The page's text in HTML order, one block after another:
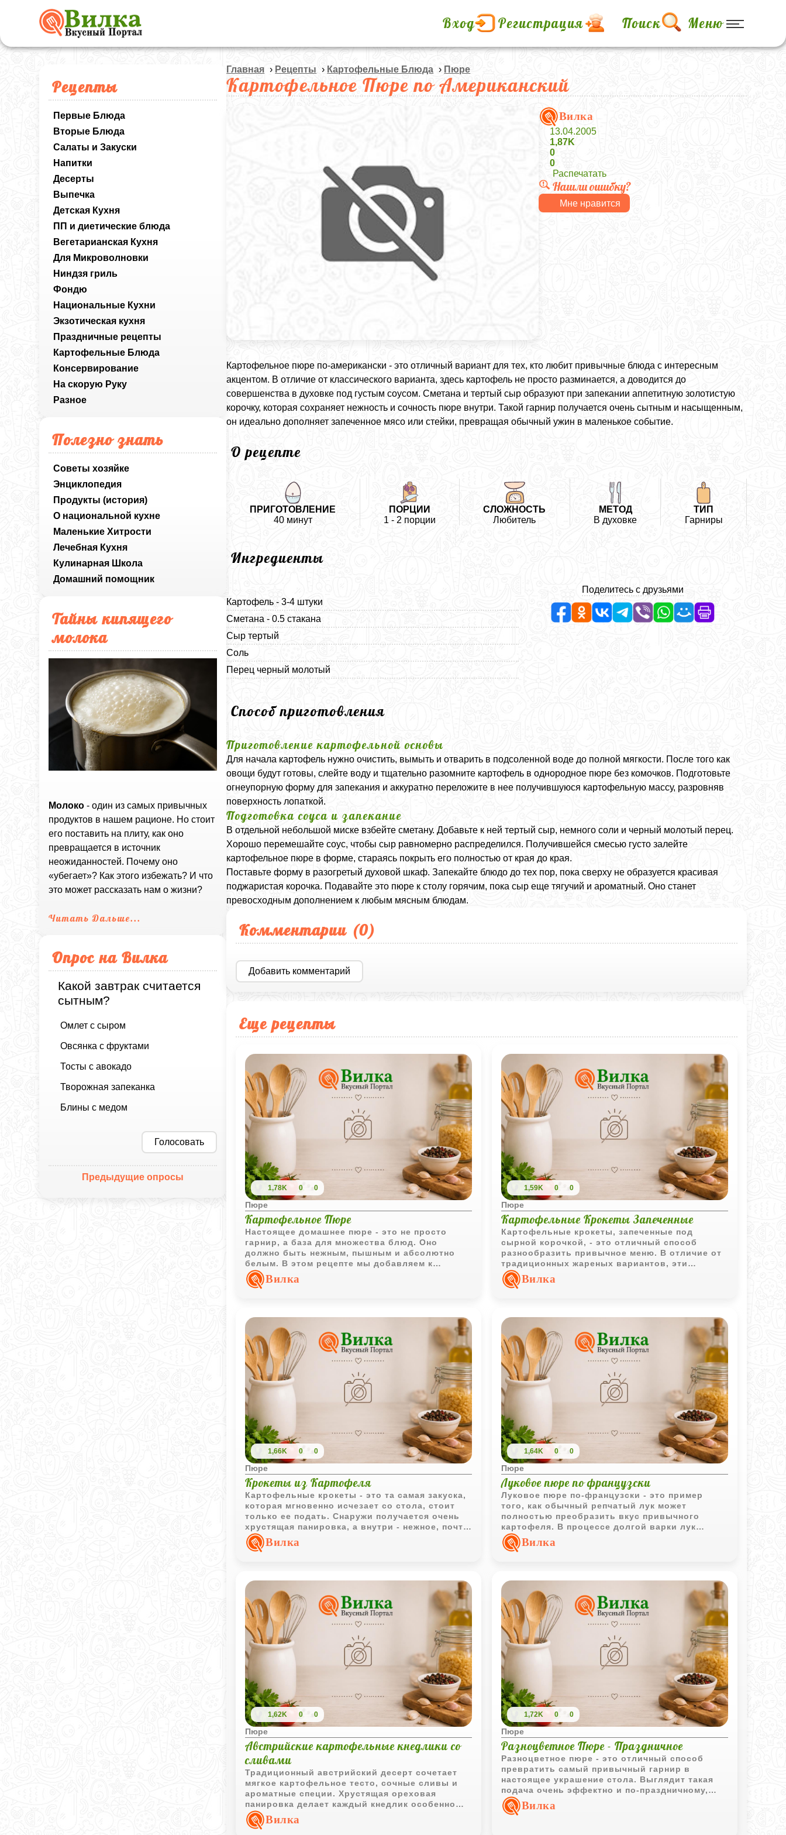
Вход Регистрация Поиск Меню
Рецепты
Первые Блюда
Вторые Блюда
Салаты и Закуски
Напитки
Десерты
Выпечка
Детская Кухня
ПП и диетические блюда
Вегетарианская Кухня
Для Микроволновки
Ниндзя гриль
Фондю
Национальные Кухни
Экзотическая кухня
Праздничные рецепты
Картофельные Блюда
Консервирование
На скорую Руку
Разное
Полезно знать
Советы хозяйке
Энциклопедия
Продукты (история)
О национальной кухне
Маленькие Хитрости
Лечебная Кухня
Кулинарная Школа
Домашний помощник
Тайны кипящего
молока
Молоко - один из самых привычных
продуктов в нашем рационе. Но стоит
его поставить на плиту, как оно
превращается в источник
неожиданностей. Почему оно
«убегает»? Как этого избежать? И что
это может рассказать нам о жизни?
Читать Дальше...
Опрос на Вилка
Какой завтрак считается
сытным?
Омлет с сыром
Овсянка с фруктами
Тосты с авокадо
Творожная запеканка
Блины с медом
Голосовать
Предыдущие опросы
Главная › Рецепты › Картофельные Блюда › Пюре
Картофельное Пюре по Американский
Вилка
13.04.2005
1,87K
0
0
Распечатать
Нашли ошибку?
Мне нравится
Картофельное пюре по-американски - это отличный вариант для тех, кто любит привычные блюда с интересным
акцентом. В отличие от классического варианта, здесь картофель не просто разминается, а доводится до
совершенства в духовке под густым соусом. Сметана и тертый сыр образуют при запекании аппетитную золотистую
корочку, которая сохраняет нежность и сочность пюре внутри. Такой гарнир получается очень сытным и насыщенным,
он идеально дополняет запеченное мясо или стейки, превращая обычный ужин в маленькое событие.
О рецепте
ПРИГОТОВЛЕНИЕ
40 минут
ПОРЦИИ
1 - 2 порции
СЛОЖНОСТЬ
Любитель
МЕТОД
В духовке
ТИП
Гарниры
Ингредиенты
Картофель - 3-4 штуки
Сметана - 0.5 стакана
Сыр тертый
Соль
Перец черный молотый
Поделитесь с друзьями
Способ приготовления
Приготовление картофельной основы
Для начала картофель нужно очистить, вымыть и отварить в подсоленной воде до полной мягкости. После того как
овощи будут готовы, слейте воду и тщательно разомните картофель в однородное пюре без комочков. Подготовьте
огнеупорную форму для запекания и аккуратно переложите в нее получившуюся картофельную массу, разровняв
поверхность лопаткой.
Подготовка соуса и запекание
В отдельной небольшой миске взбейте сметану. Добавьте к ней тертый сыр, немного соли и черный молотый перец.
Хорошо перемешайте соус, чтобы сыр равномерно распределился. Получившейся смесью густо залейте
картофельное пюре в форме, стараясь покрыть его полностью от края до края.
Поставьте форму в разогретый духовой шкаф. Запекайте блюдо до тех пор, пока сверху не образуется красивая
поджаристая корочка. Подавайте это пюре к столу горячим, пока сыр еще тягучий и ароматный. Оно станет
превосходным дополнением к любым мясным блюдам.
Комментарии (0)
Добавить комментарий
Еще рецепты
1,78K 0 0
Пюре
Картофельное Пюре
Настоящее домашнее пюре - это не просто
гарнир, а база для множества блюд. Оно
должно быть нежным, пышным и абсолютно
белым. В этом рецепте мы добавляем к
классике немного деревенского колорита в
виде хрустящих шкварок, которые делают
поэкспериментировать со вкусом, можно
добавить пару ложек сметаны для легкой
кислинки, а если вы планируете использовать
это пюре как основу для запеканки, в него
стоит замешать яичные желтки.
Вилка
1,59K 0 0
Пюре
Картофельные Крокеты Запеченные
Картофельные крокеты, запеченные под
сырной корочкой, - это отличный способ
разнообразить привычное меню. В отличие от
традиционных жареных вариантов, эти
крокеты сначала отвариваются, а затем
томятся в духовке, что делает их текстуру
который идеально сочетается с
расплавленным сыром и сливочным маслом.
Это блюдо может быть как самостоятельным
перекусом, так и оригинальным гарниром к
мясу или рыбе.
Вилка
1,66K 0 0
Пюре
Крокеты из Картофеля
Картофельные крокеты - это та самая закуска,
которая мгновенно исчезает со стола, стоит
только ее подать. Снаружи получается очень
хрустящая панировка, а внутри - нежное, почти
кремовое картофельное пюре. Весь секрет
здесь в двойной панировке, которая создает
отличный способ подать привычный
картофель по-новому, особенно если
дополнить его холодным соусом.
Вилка
1,64K 0 0
Пюре
Луковое пюре по французски
Луковое пюре по-французски - это пример
того, как обычный репчатый лук может
полностью преобразить вкус привычного
картофеля. В процессе долгой варки лук
теряет свою резкость и становится
сладковатым, отдавая блюду нежный
получается невероятно шелковистой и
насыщенной. Это отличный гарнир к
запеченной птице или мясу, когда хочется чего-
то более изысканного, чем стандартная
толченка.
Вилка
1,62K 0 0
Пюре
Австрийские картофельные кнедлики со
сливами
Традиционный австрийский десерт сочетает
мягкое картофельное тесто, сочные сливы и
ароматные специи. Хрустящая ореховая
панировка делает каждый кнедлик особенно
интересным по текстуре.
Вилка
1,72K 0 0
Пюре
Разноцветное Пюре - Праздничное
Разноцветное пюре - это отличный способ
превратить самый привычный гарнир в
настоящее украшение стола. Выглядит такая
подача очень эффектно и по-праздничному,
хотя по сути мы используем только
натуральные красители. За счет добавления
Вилка